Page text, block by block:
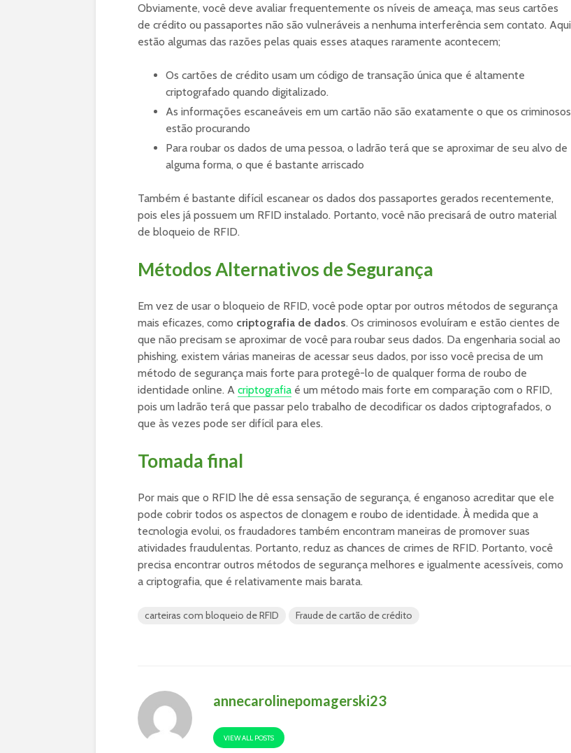
Obviamente, você deve avaliar frequentemente os níveis de ameaça, mas seus cartões
de crédito ou passaportes não são vulneráveis a nenhuma interferência sem contato. Aqui
estão algumas das razões pelas quais esses ataques raramente acontecem;
Os cartões de crédito usam um código de transação única que é altamente
criptografado quando digitalizado.
As informações escaneáveis em um cartão não são exatamente o que os criminosos
estão procurando
Para roubar os dados de uma pessoa, o ladrão terá que se aproximar de seu alvo de
alguma forma, o que é bastante arriscado
Também é bastante difícil escanear os dados dos passaportes gerados recentemente,
pois eles já possuem um RFID instalado. Portanto, você não precisará de outro material
de bloqueio de RFID.
Métodos Alternativos de Segurança
Em vez de usar o bloqueio de RFID, você pode optar por outros métodos de segurança
mais eficazes, como criptografia de dados. Os criminosos evoluíram e estão cientes de
que não precisam se aproximar de você para roubar seus dados. Da engenharia social ao
phishing, existem várias maneiras de acessar seus dados, por isso você precisa de um
método de segurança mais forte para protegê-lo de qualquer forma de roubo de
identidade online. A criptografia é um método mais forte em comparação com o RFID,
pois um ladrão terá que passar pelo trabalho de decodificar os dados criptografados, o
que às vezes pode ser difícil para eles.
Tomada final
Por mais que o RFID lhe dê essa sensação de segurança, é enganoso acreditar que ele
pode cobrir todos os aspectos de clonagem e roubo de identidade. À medida que a
tecnologia evolui, os fraudadores também encontram maneiras de promover suas
atividades fraudulentas. Portanto, reduz as chances de crimes de RFID. Portanto, você
precisa encontrar outros métodos de segurança melhores e igualmente acessíveis, como
a criptografia, que é relativamente mais barata.
carteiras com bloqueio de RFID Fraude de cartão de crédito
annecarolinepomagerski23
VIEW ALL POSTS